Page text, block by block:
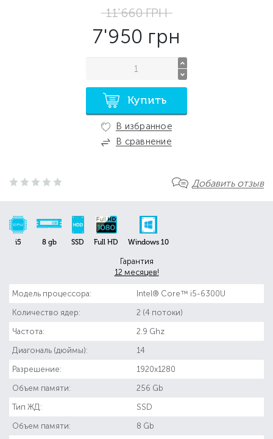
Добавить отзыв
i5 8 gb SSD Full HD Windows 10
Гарантия
12 месяцев!
Модель процессора: Intel® Core™ i5-6300U
Количество ядер: 2 (4 потоки)
Частота: 2.9 Ghz
Диагональ (дюймы): 14
Разрешение: 1920x1280
Объем памяти: 256 Gb
Тип ЖД: SSD
Объем памяти: 8 Gb
11'660 ГРН
7'950 грн
Купить
В избранное
В сравнение